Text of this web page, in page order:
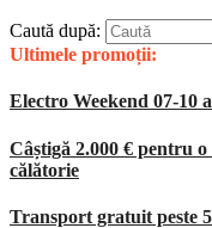
Caută după:
Ultimele promoții:
Electro Weekend 07-10
Câștigă 2.000 € pentru
călătorie
Transport gratuit peste